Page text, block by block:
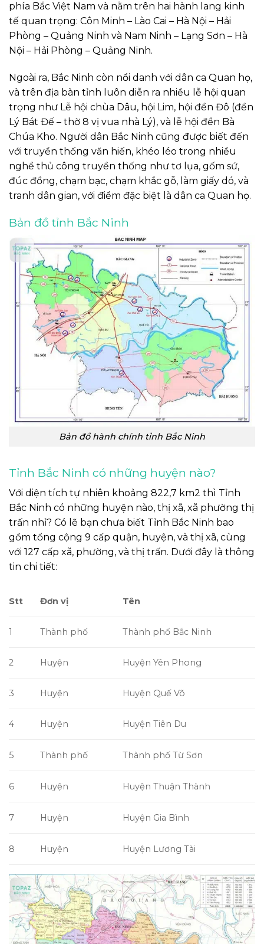
phía Bắc Việt Nam và nằm trên hai hành lang kinh
tế quan trọng: Côn Minh – Lào Cai – Hà Nội – Hải
Phòng – Quảng Ninh và Nam Ninh – Lạng Sơn – Hà
Nội – Hải Phòng – Quảng Ninh.
Ngoài ra, Bắc Ninh còn nổi danh với dân ca Quan họ,
và trên địa bàn tỉnh luôn diễn ra nhiều lễ hội quan
trọng như Lễ hội chùa Dâu, hội Lim, hội đền Đô (đền
Lý Bát Đế – thờ 8 vị vua nhà Lý), và lễ hội đền Bà
Chúa Kho. Người dân Bắc Ninh cũng được biết đến
với truyền thống văn hiến, khéo léo trong nhiều
nghề thủ công truyền thống như tơ lụa, gốm sứ,
đúc đồng, chạm bạc, chạm khắc gỗ, làm giấy dó, và
tranh dân gian, với điểm đặc biệt là dân ca Quan họ.
Bản đồ tỉnh Bắc Ninh
Bản đồ hành chính tỉnh Bắc Ninh
Tỉnh Bắc Ninh có những huyện nào?
Với diện tích tự nhiên khoảng 822,7 km2 thì Tỉnh
Bắc Ninh có những huyện nào, thị xã, xã phường thị
trấn nhỉ? Có lẽ bạn chưa biết Tỉnh Bắc Ninh bao
gồm tổng cộng 9 cấp quận, huyện, và thị xã, cùng
với 127 cấp xã, phường, và thị trấn. Dưới đây là thông
tin chi tiết:
Stt Đơn vị Tên
1 Thành phố Thành phố Bắc Ninh
2 Huyện Huyện Yên Phong
3 Huyện Huyện Quế Võ
4 Huyện Huyện Tiên Du
5 Thành phố Thành phố Từ Sơn
6 Huyện Huyện Thuận Thành
7 Huyện Huyện Gia Bình
8 Huyện Huyện Lương Tài